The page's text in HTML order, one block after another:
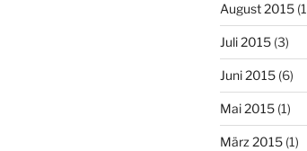
August 2015
Juli 2015(3)
Juni 2015(6)
Mai 2015(1)
März 2015(1)